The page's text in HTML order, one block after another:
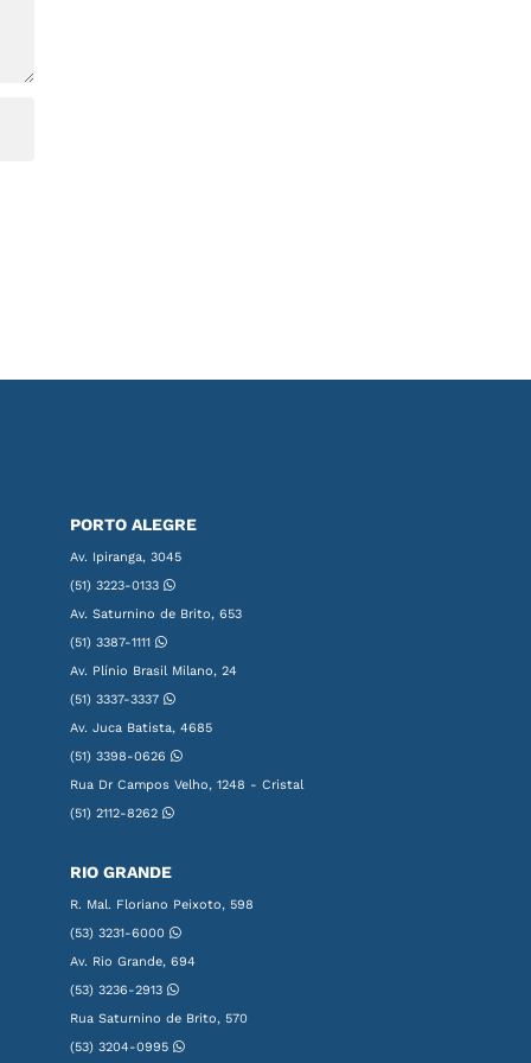
PORTO ALEGRE
Av. Ipiranga, 3045
(51) 3223-0133
Av. Saturnino de Brito, 653
(51) 3387-1111
Av. Plínio Brasil Milano, 24
(51) 3337-3337
Av. Juca Batista, 4685
(51) 3398-0626
Rua Dr Campos Velho, 1248 - Cristal
(51) 2112-8262
RIO GRANDE
R. Mal. Floriano Peixoto, 598
(53) 3231-6000
Av. Rio Grande, 694
(53) 3236-2913
Rua Saturnino de Brito, 570
(53) 3204-0995